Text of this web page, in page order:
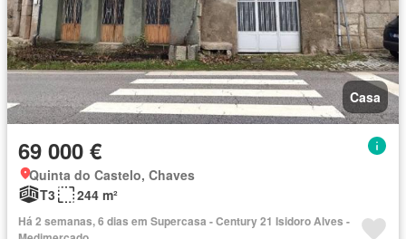
Casa
69 000 €
Quinta do Castelo, Chaves
T3
244 m²
Há 2 semanas, 6 dias em Supercasa - Century 21 Isidoro Alves -